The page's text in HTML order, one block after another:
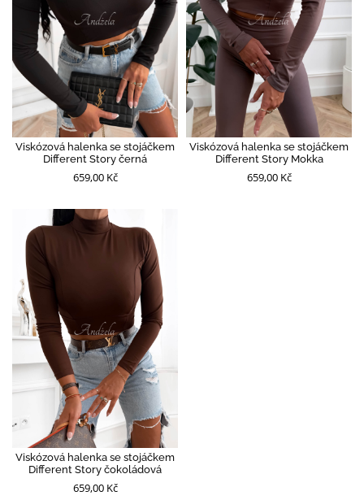
Viskózová halenka se stojáčkem
Different Story černá
659,00 Kč
Viskózová halenka se stojáčkem
Different Story Mokka
659,00 Kč
Viskózová halenka se stojáčkem
Different Story čokoládová
659,00 Kč